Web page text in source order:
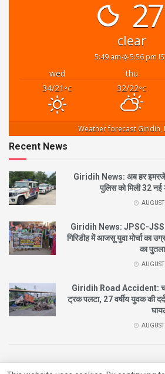
clear
5:49 am 5:56 pm
wed thu
34/21 °C 32/22°C
Weather forecast Giridih,
Recent News
Giridih News: अब हर
पुलिस को मिली 32 नई
Giridih News: JPSC-
गिरिडीह में आजसू युवा मोर्चा का
का
Giridih Road Accident:
ट्रक पलटा, 27 वर्षीय युवक की
© 2021City News Giridih |Designed ByNishant